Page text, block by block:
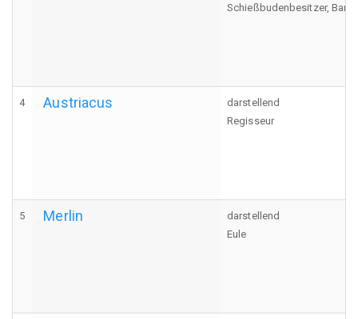
Schießbudenbesitzer,
4 Austriacus
darstellend
Regisseur
5 Merlin
darstellend
Eule